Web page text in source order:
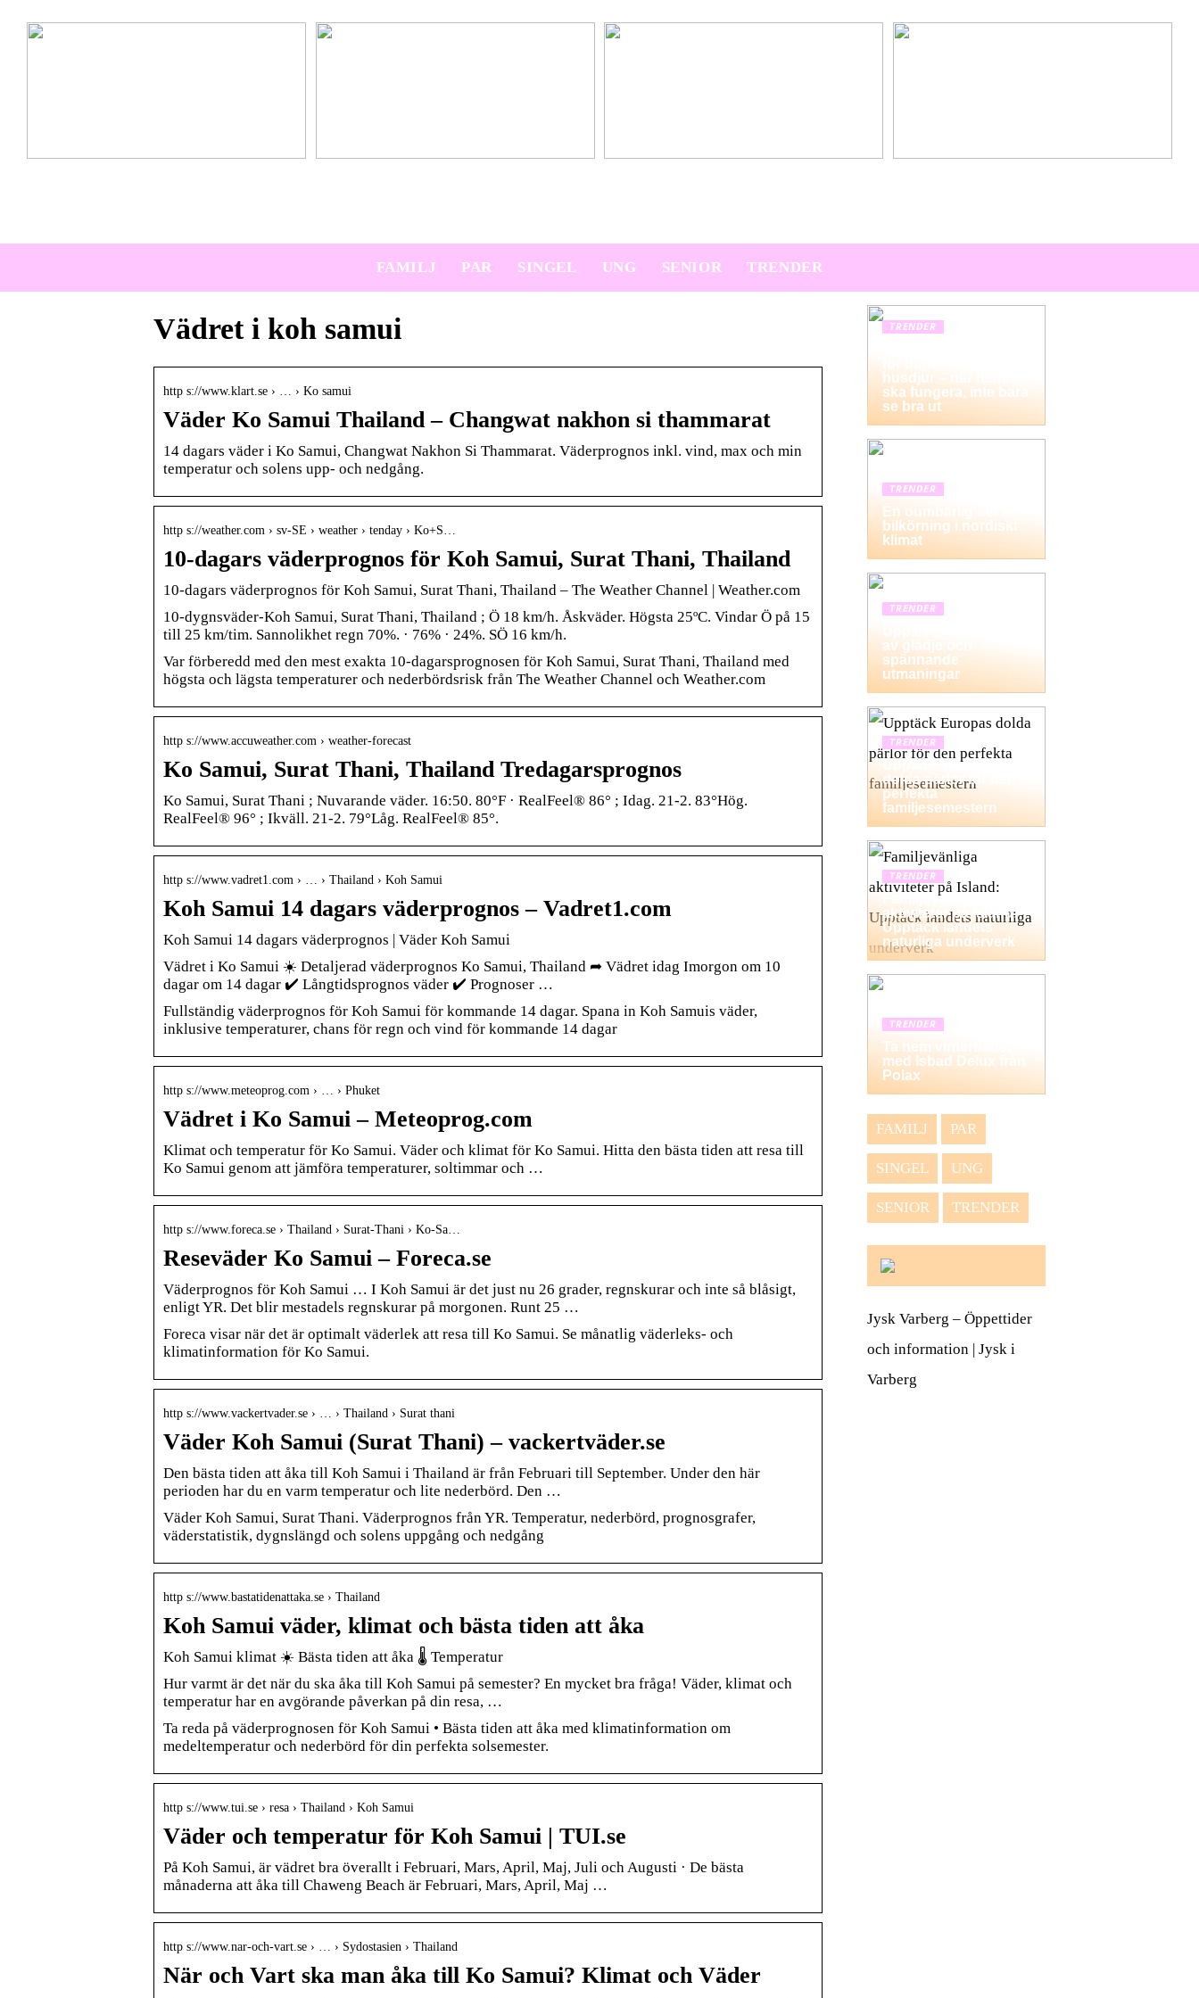
FAMILJ PAR SINGEL UNG SENIOR TRENDER
Vädret i koh samui
http s://www.klart.se › … › Ko samui
Väder Ko Samui Thailand – Changwat nakhon si thammarat
14 dagars väder i Ko Samui, Changwat Nakhon Si Thammarat. Väderprognos inkl. vind, max och min
temperatur och solens upp- och nedgång.
http s://weather.com › sv-SE › weather › tenday › Ko+S…
10-dagars väderprognos för Koh Samui, Surat Thani, Thailand
10-dagars väderprognos för Koh Samui, Surat Thani, Thailand – The Weather Channel | Weather.com
10-dygnsväder-Koh Samui, Surat Thani, Thailand ; Ö 18 km/h. Åskväder. Högsta 25ºC. Vindar Ö på 15
till 25 km/tim. Sannolikhet regn 70%. · 76% · 24%. SÖ 16 km/h.
Var förberedd med den mest exakta 10-dagarsprognosen för Koh Samui, Surat Thani, Thailand med
högsta och lägsta temperaturer och nederbördsrisk från The Weather Channel och Weather.com
http s://www.accuweather.com › weather-forecast
Ko Samui, Surat Thani, Thailand Tredagarsprognos
Ko Samui, Surat Thani ; Nuvarande väder. 16:50. 80°F · RealFeel® 86° ; Idag. 21-2. 83°Hög.
RealFeel® 96° ; Ikväll. 21-2. 79°Låg. RealFeel® 85°.
http s://www.vadret1.com › … › Thailand › Koh Samui
Koh Samui 14 dagars väderprognos – Vadret1.com
Koh Samui 14 dagars väderprognos | Väder Koh Samui
Vädret i Ko Samui ☀️ Detaljerad väderprognos Ko Samui, Thailand ➦ Vädret idag Imorgon om 10
dagar om 14 dagar ✔️ Långtidsprognos väder ✔️ Prognoser …
Fullständig väderprognos för Koh Samui för kommande 14 dagar. Spana in Koh Samuis väder,
inklusive temperaturer, chans för regn och vind för kommande 14 dagar
http s://www.meteoprog.com › … › Phuket
Vädret i Ko Samui – Meteoprog.com
Klimat och temperatur för Ko Samui. Väder och klimat för Ko Samui. Hitta den bästa tiden att resa till
Ko Samui genom att jämföra temperaturer, soltimmar och …
http s://www.foreca.se › Thailand › Surat-Thani › Ko-Sa…
Reseväder Ko Samui – Foreca.se
Väderprognos för Koh Samui … I Koh Samui är det just nu 26 grader, regnskurar och inte så blåsigt,
enligt YR. Det blir mestadels regnskurar på morgonen. Runt 25 …
Foreca visar när det är optimalt väderlek att resa till Ko Samui. Se månatlig väderleks- och
klimatinformation för Ko Samui.
http s://www.vackertvader.se › … › Thailand › Surat thani
Väder Koh Samui (Surat Thani) – vackertväder.se
Den bästa tiden att åka till Koh Samui i Thailand är från Februari till September. Under den här
perioden har du en varm temperatur och lite nederbörd. Den …
Väder Koh Samui, Surat Thani. Väderprognos från YR. Temperatur, nederbörd, prognosgrafer,
väderstatistik, dygnslängd och solens uppgång och nedgång
http s://www.bastatidenattaka.se › Thailand
Koh Samui väder, klimat och bästa tiden att åka
Koh Samui klimat ☀️ Bästa tiden att åka 🌡️ Temperatur
Hur varmt är det när du ska åka till Koh Samui på semester? En mycket bra fråga! Väder, klimat och
temperatur har en avgörande påverkan på din resa, …
Ta reda på väderprognosen för Koh Samui • Bästa tiden att åka med klimatinformation om
medeltemperatur och nederbörd för din perfekta solsemester.
http s://www.tui.se › resa › Thailand › Koh Samui
Väder och temperatur för Koh Samui | TUI.se
På Koh Samui, är vädret bra överallt i Februari, Mars, April, Maj, Juli och Augusti · De bästa
månaderna att åka till Chaweng Beach är Februari, Mars, April, Maj …
http s://www.nar-och-vart.se › … › Sydostasien › Thailand
När och Vart ska man åka till Ko Samui? Klimat och Väder
TRENDER
husdjur – när hemmet
ska fungera, inte bara
se bra ut
TRENDER
En oumbärlig del av
bilkörning i nordiskt
klimat
TRENDER
av glädje och
spännande
utmaningar
TRENDER
Upptäck Europas
dolda pärlor för den
perfekta
familjesemestern
TRENDER
Familjevänliga
aktiviteter på Island:
Upptäck landets
naturliga underverk
TRENDER
Ta hem vinterbadet
med Isbad Delux från
Polax
FAMILJ PAR
SINGEL UNG
SENIOR TRENDER
Jysk Varberg – Öppettider
och information | Jysk i
Varberg